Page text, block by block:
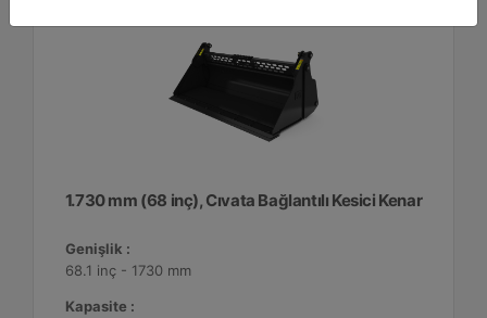
1.730 mm (68 inç), Cıvata Bağlantılı Kesici Kenar
Genişlik :
68.1 inç - 1730 mm
Kapasite :